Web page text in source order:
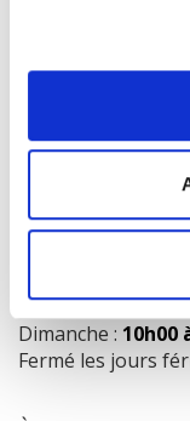
1073 route de
HEURES
Samedi:9h00 à
Dimanche : 10h00
Fermé les jours